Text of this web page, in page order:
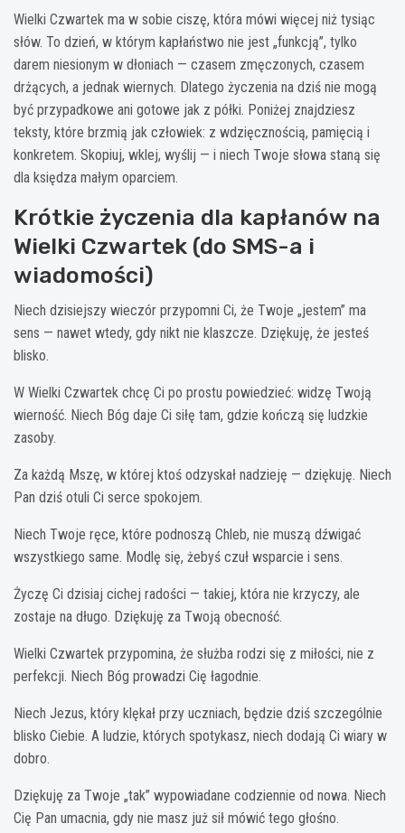
Wielki Czwartek ma w sobie ciszę, która mówi więcej niż tysiąc
słów. To dzień, w którym kapłaństwo nie jest „funkcją”, tylko
darem niesionym w dłoniach — czasem zmęczonych, czasem
drżących, a jednak wiernych. Dlatego życzenia na dziś nie mogą
być przypadkowe ani gotowe jak z półki. Poniżej znajdziesz
teksty, które brzmią jak człowiek: z wdzięcznością, pamięcią i
konkretem. Skopiuj, wklej, wyślij — i niech Twoje słowa staną się
dla księdza małym oparciem.
Krótkie życzenia dla kapłanów na
Wielki Czwartek (do SMS-a i
wiadomości)
Niech dzisiejszy wieczór przypomni Ci, że Twoje „jestem” ma
sens — nawet wtedy, gdy nikt nie klaszcze. Dziękuję, że jesteś
blisko.
W Wielki Czwartek chcę Ci po prostu powiedzieć: widzę Twoją
wierność. Niech Bóg daje Ci siłę tam, gdzie kończą się ludzkie
zasoby.
Za każdą Mszę, w której ktoś odzyskał nadzieję — dziękuję. Niech
Pan dziś otuli Ci serce spokojem.
Niech Twoje ręce, które podnoszą Chleb, nie muszą dźwigać
wszystkiego same. Modlę się, żebyś czuł wsparcie i sens.
Życzę Ci dzisiaj cichej radości — takiej, która nie krzyczy, ale
zostaje na długo. Dziękuję za Twoją obecność.
Wielki Czwartek przypomina, że służba rodzi się z miłości, nie z
perfekcji. Niech Bóg prowadzi Cię łagodnie.
Niech Jezus, który klękał przy uczniach, będzie dziś szczególnie
blisko Ciebie. A ludzie, których spotykasz, niech dodają Ci wiary w
dobro.
Dziękuję za Twoje „tak” wypowiadane codziennie od nowa. Niech
Cię Pan umacnia, gdy nie masz już sił mówić tego głośno.